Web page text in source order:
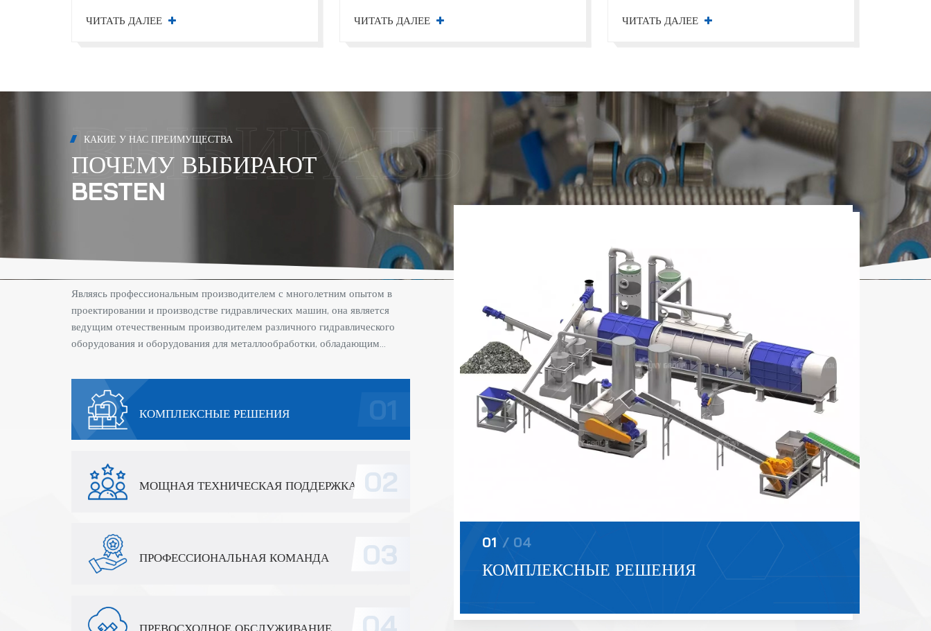
переработке отходов в Мексике.Эта поставка
ЧИТАТЬ ДАЛЕЕ
Эта поставка знаменует собой важный шаг в
ЧИТАТЬ ДАЛЕЕ
мобильного дизель-генераторного комплекса
ЧИТАТЬ ДАЛЕЕ
КАКИЕ У НАС ПРЕИМУЩЕСТВА
ПОЧЕМУ ВЫБИРАЮТ
BESTEN
Являясь профессиональным производителем с многолетним опытом в
проектировании и производстве гидравлических машин, она является
ведущим отечественным производителем различного гидравлического
оборудования и оборудования для металлообработки, обладающим
оборудованием и комплексными методами испытаний.
КОМПЛЕКСНЫЕ РЕШЕНИЯ
МОЩНАЯ ТЕХНИЧЕСКАЯ ПОДДЕРЖКА
ПРОФЕССИОНАЛЬНАЯ КОМАНДА
01 / 04
КОМПЛЕКСНЫЕ РЕШЕНИЯ